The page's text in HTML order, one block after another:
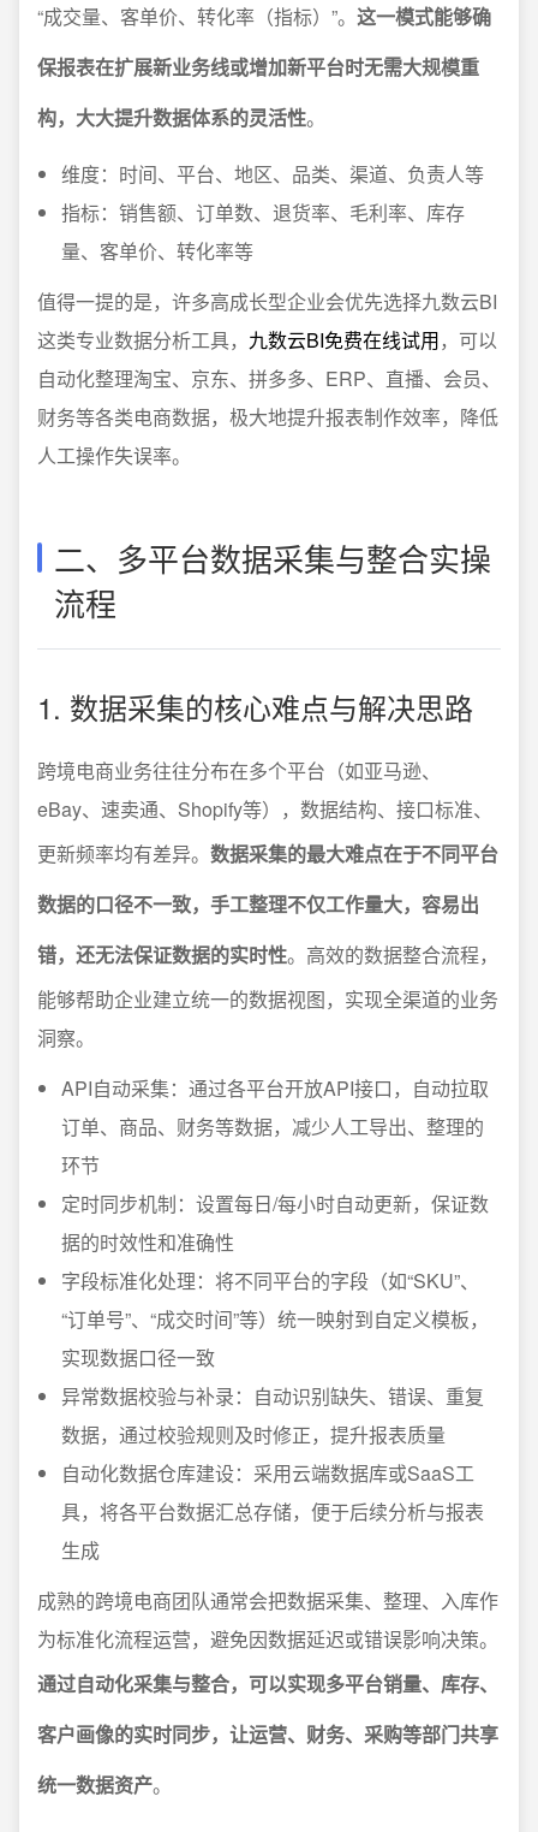
“成交量、客单价、转化率（指标）”。 这一模式能够确
保报表在扩展新业务线或增加新平台时无需大规模重
构，大大提升数据体系的灵活性。
维度：时间、平台、地区、品类、渠道、负责人等
指标：销售额、订单数、退货率、毛利率、库存
量、客单价、转化率等
值得一提的是，许多高成长型企业会优先选择九数云BI
这类专业数据分析工具， 九数云BI免费在线试用，可以
自动化整理淘宝、京东、拼多多、ERP、直播、会员、
财务等各类电商数据，极大地提升报表制作效率，降低
人工操作失误率。
二、多平台数据采集与整合实操
流程
1. 数据采集的核心难点与解决思路
跨境电商业务往往分布在多个平台（如亚马逊、
eBay、速卖通、Shopify等），数据结构、接口标准、
更新频率均有差异。 数据采集的最大难点在于不同平台
数据的口径不一致，手工整理不仅工作量大，容易出
错，还无法保证数据的实时性。高效的数据整合流程，
能够帮助企业建立统一的数据视图，实现全渠道的业务
洞察。
API自动采集：通过各平台开放API接口，自动拉取
订单、商品、财务等数据，减少人工导出、整理的
环节
定时同步机制：设置每日/每小时自动更新，保证数
据的时效性和准确性
字段标准化处理：将不同平台的字段（如“SKU”、
“订单号”、“成交时间”等）统一映射到自定义模板，
实现数据口径一致
异常数据校验与补录：自动识别缺失、错误、重复
数据，通过校验规则及时修正，提升报表质量
自动化数据仓库建设：采用云端数据库或SaaS工
具，将各平台数据汇总存储，便于后续分析与报表
生成
成熟的跨境电商团队通常会把数据采集、整理、入库作
为标准化流程运营，避免因数据延迟或错误影响决策。
通过自动化采集与整合，可以实现多平台销量、库存、
客户画像的实时同步，让运营、财务、采购等部门共享
统一数据资产。